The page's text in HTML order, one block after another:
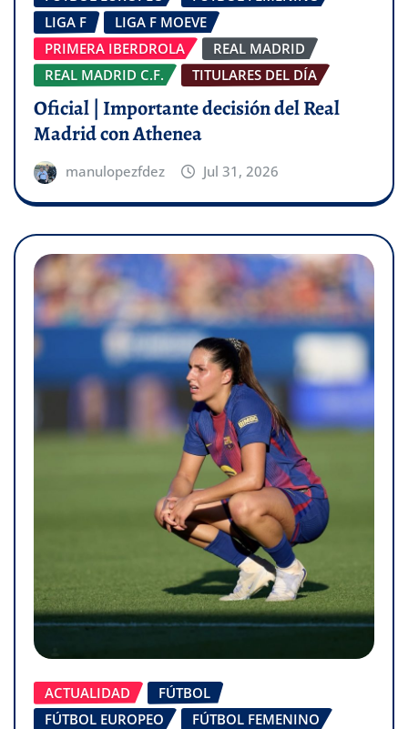
LIGA F
LIGA F MOEVE
PRIMERA IBERDROLA
REAL MADRID
REAL MADRID C.F.
TITULARES DEL DÍA
Oficial | Importante decisión del Real
Madrid con Athenea
manulopezfdez Jul 31, 2026
ACTUALIDAD
FÚTBOL
FÚTBOL EUROPEO
FÚTBOL FEMENINO